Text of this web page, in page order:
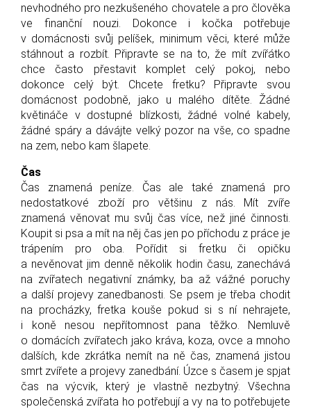
nevhodného pro nezkušeného chovatele a pro člověka
ve finanční nouzi. Dokonce i kočka potřebuje
v domácnosti svůj pelíšek, minimum věci, které může
stáhnout a rozbít. Připravte se na to, že mít zvířátko
chce často přestavit komplet celý pokoj, nebo
dokonce celý být. Chcete fretku? Připravte svou
domácnost podobně, jako u malého dítěte. Žádné
květináče v dostupné blízkosti, žádné volné kabely,
žádné spáry a dávájte velký pozor na vše, co spadne
na zem, nebo kam šlapete.
Čas
Čas znamená peníze. Čas ale také znamená pro
nedostatkové zboží pro většinu z nás. Mít zvíře
znamená věnovat mu svůj čas více, než jiné činnosti.
Koupit si psa a mít na něj čas jen po příchodu z práce je
trápením pro oba. Pořídit si fretku či opičku
a nevěnovat jim denně několik hodin času, zanechává
na zvířatech negativní známky, ba až vážné poruchy
a další projevy zanedbanosti. Se psem je třeba chodit
na procházky, fretka kouše pokud si s ní nehrajete,
i koně nesou nepřítomnost pana těžko. Nemluvě
o domácích zvířatech jako kráva, koza, ovce a mnoho
dalších, kde zkrátka nemít na ně čas, znamená jistou
smrt zvířete a projevy zanedbání. Úzce s časem je spjat
čas na výcvik, který je vlastně nezbytný. Všechna
společenská zvířata ho potřebují a vy na to potřebujete